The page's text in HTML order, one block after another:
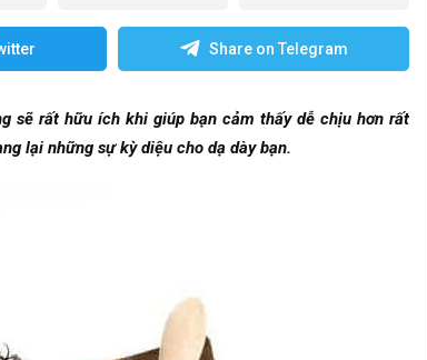
Share on Telegram
sẽ rất hữu ích khi giúp bạn cảm thấy dễ chịu hơn rất
lại những sự kỳ diệu cho dạ dày bạn.